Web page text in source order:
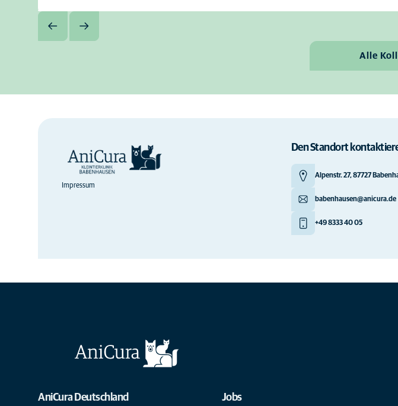
Alle
Impressum
Den Standort
Alpenstr. 27, 87727
babenhausen@anicura.de
+49 8333 40 05
AniCura Deutschland Jobs